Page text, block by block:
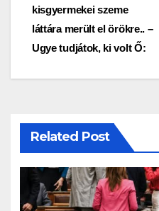
kisgyermekei szeme
láttára merült el örökre.. –
Ugye tudjátok, ki volt Ő:
Related Post